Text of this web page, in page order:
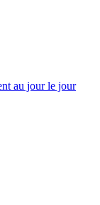
au jour le jour